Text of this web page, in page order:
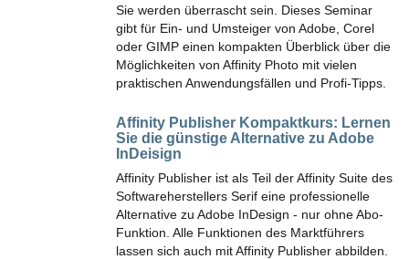
Sie werden überrascht sein. Dieses Seminar
gibt für Ein- und Umsteiger von Adobe, Corel
oder GIMP einen kompakten Überblick über die
Möglichkeiten von Affinity Photo mit vielen
praktischen Anwendungsfällen und Profi-Tipps.
Affinity Publisher Kompaktkurs: Lernen
Sie die günstige Alternative zu Adobe
InDeisign
Affinity Publisher ist als Teil der Affinity Suite des
Softwareherstellers Serif eine professionelle
Alternative zu Adobe InDesign - nur ohne Abo-
Funktion. Alle Funktionen des Marktführers
lassen sich auch mit Affinity Publisher abbilden.